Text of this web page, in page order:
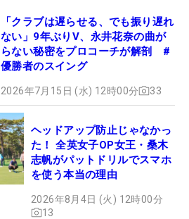
「クラブは遅らせる、でも振り遅れ
ない」9年ぶりV、永井花奈の曲が
らない秘密をプロコーチが解剖 #
優勝者のスイング
2026年7月15日 (水) 12時00分 33
ヘッドアップ防止じゃなかっ
た！ 全英女子OP女王・桑木
志帆がパットドリルでスマホ
を使う本当の理由
2026年8月4日 (火) 12時00分
13